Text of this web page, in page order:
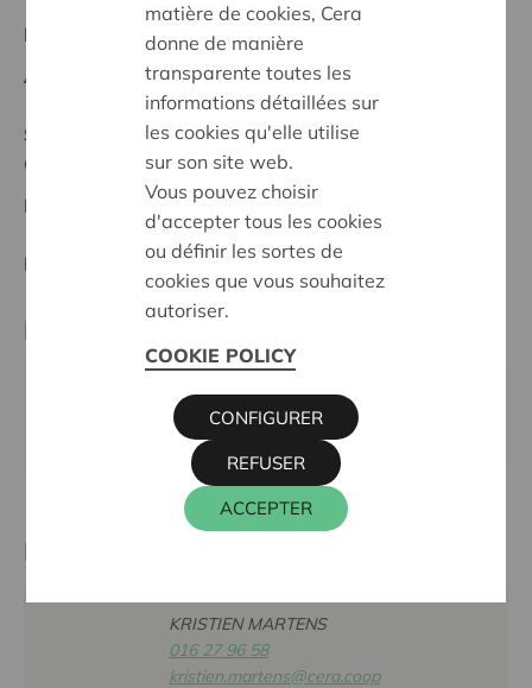
Regionales Projekt
Anfangsdatum:03/10/2023
Stand :
Complete
Geel-Mol
Datum:
03/10/2023
Entscheidung:Approved
Partner
TUINHIER GEEL, KABIENSTRAAT 12, 2440 GEEL
www.tuinhiergeel.weebly.com
Kontaktperson
KRISTIEN MARTENS
016 27 96 58
kristien.martens@cera.coop
matière de cookies, Cera
donne de manière
transparente toutes les
informations détaillées sur
les cookies qu'elle utilise
sur son site web.
Vous pouvez choisir
d'accepter tous les cookies
ou définir les sortes de
cookies que vous souhaitez
autoriser.
COOKIE POLICY
ACCEPTER
REFUSER
CONFIGURER